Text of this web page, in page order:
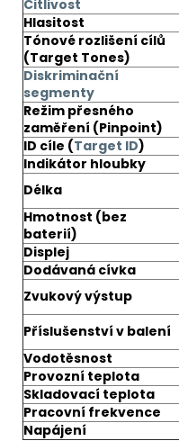
Citlivost
Hlasitost
Tónové rozlišení cílů
(Target Tones)
Diskriminační
segmenty
Režim přesného
zaměření (Pinpoint)
ID cíle (Target ID)
Indikátor hloubky
Délka
Hmotnost (bez
baterií)
Displej
Dodávaná cívka
Zvukový výstup
Příslušenství v balení
Vodotěsnost
Provozní teplota
Skladovací teplota
Pracovní frekvence
Napájení